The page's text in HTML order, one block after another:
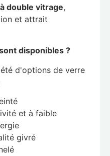
double vitrage,
et attrait
disponibles ?
d'options de verre
et à faible
givré